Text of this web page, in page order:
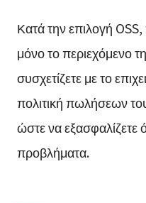
Κατά την επιλογή OSS,
μόνο το περιεχόμενο
συσχετίζετε με το
πολιτική πωλήσεων
ώστε να εξασφαλίζετε
προβλήματα.